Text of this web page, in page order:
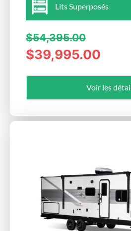
Lits Superposés
$54,395.00
$39,995.00
Voir les